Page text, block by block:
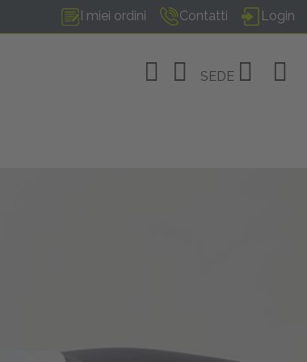
I miei ordini Contatti Login
SEDE